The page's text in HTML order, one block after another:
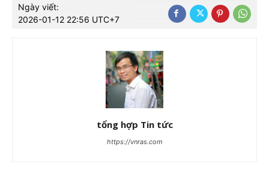
Ngày viết:
2026-01-12 22:56 UTC+7
tổng hợp Tin tức
https://vnras.com